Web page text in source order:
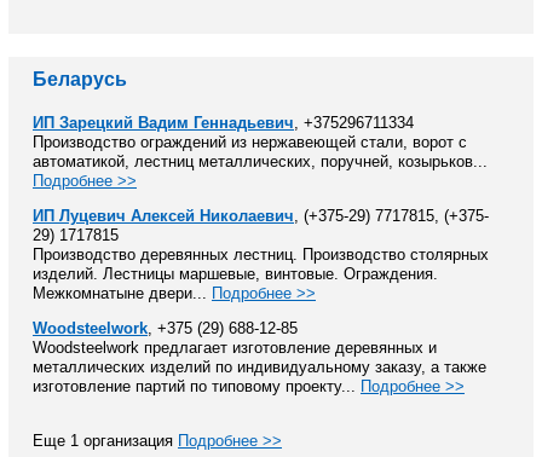
Беларусь
ИП Зарецкий Вадим Геннадьевич, +375296711334
Производство ограждений из нержавеющей стали, ворот с
автоматикой, лестниц металлических, поручней, козырьков...
Подробнее >>
ИП Луцевич Алексей Николаевич, (+375-29) 7717815, (+375-
29) 1717815
Производство деревянных лестниц. Производство столярных
изделий. Лестницы маршевые, винтовые. Ограждения.
Межкомнатыне двери... Подробнее >>
Woodsteelwork, +375 (29) 688-12-85
Woodsteelwork предлагает изготовление деревянных и
металлических изделий по индивидуальному заказу, а также
изготовление партий по типовому проекту... Подробнее >>
Еще 1 организация Подробнее >>